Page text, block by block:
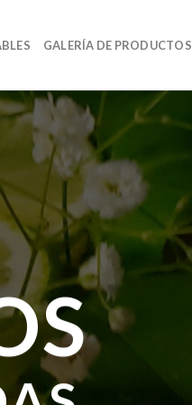
GALERÍA DE PRODUCTOS